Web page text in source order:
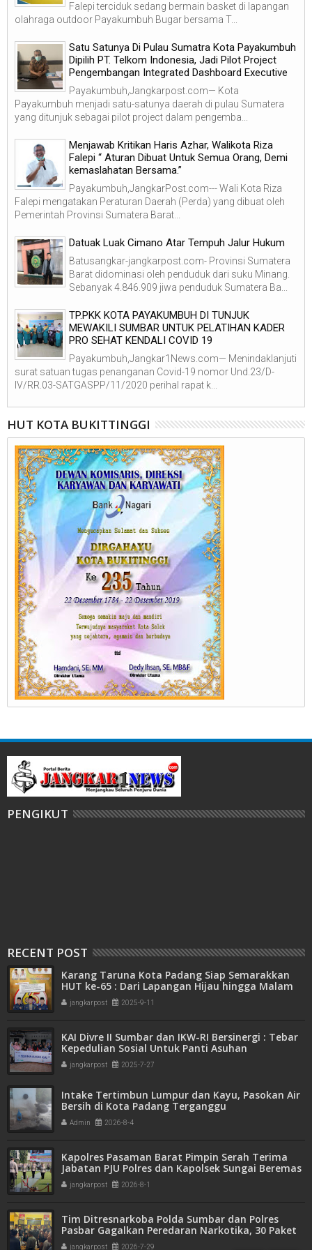
Falepi terciduk sedang bermain basket di lapangan
olahraga outdoor Payakumbuh Bugar bersama T...
Satu Satunya Di Pulau Sumatra Kota Payakumbuh
Dipilih PT. Telkom Indonesia, Jadi Pilot Project
Pengembangan Integrated Dashboard Executive
Payakumbuh,Jangkarpost.com— Kota
Payakumbuh menjadi satu-satunya daerah di pulau Sumatera
yang ditunjuk sebagai pilot project dalam pengemba...
Menjawab Kritikan Haris Azhar, Walikota Riza
Falepi “ Aturan Dibuat Untuk Semua Orang, Demi
kemaslahatan Bersama.”
Payakumbuh,JangkarPost.com--- Wali Kota Riza
Falepi mengatakan Peraturan Daerah (Perda) yang dibuat oleh
Pemerintah Provinsi Sumatera Barat...
Datuak Luak Cimano Atar Tempuh Jalur Hukum
Batusangkar-jangkarpost.com- Provinsi Sumatera
Barat didominasi oleh penduduk dari suku Minang.
Sebanyak 4.846.909 jiwa penduduk Sumatera Ba...
TP.PKK KOTA PAYAKUMBUH DI TUNJUK
MEWAKILI SUMBAR UNTUK PELATIHAN KADER
PRO SEHAT KENDALI COVID 19
Payakumbuh,Jangkar1News.com— Menindaklanjuti
surat satuan tugas penanganan Covid-19 nomor Und.23/D-
IV/RR.03-SATGASPP/11/2020 perihal rapat k...
HUT KOTA BUKITTINGGI
PENGIKUT
RECENT POST
Karang Taruna Kota Padang Siap Semarakkan
HUT ke-65 : Dari Lapangan Hijau hingga Malam
Kebersamaan
jangkarpost 2025-9-11
KAI Divre II Sumbar dan IKW-RI Bersinergi : Tebar
Kepedulian Sosial Untuk Panti Asuhan
jangkarpost 2025-7-27
Intake Tertimbun Lumpur dan Kayu, Pasokan Air
Bersih di Kota Padang Terganggu
Admin 2026-8-4
Kapolres Pasaman Barat Pimpin Serah Terima
Jabatan PJU Polres dan Kapolsek Sungai Beremas
jangkarpost 2026-8-1
Tim Ditresnarkoba Polda Sumbar dan Polres
Pasbar Gagalkan Peredaran Narkotika, 30 Paket
Ganja Kering Siap Edar Disita
jangkarpost 2026-7-29